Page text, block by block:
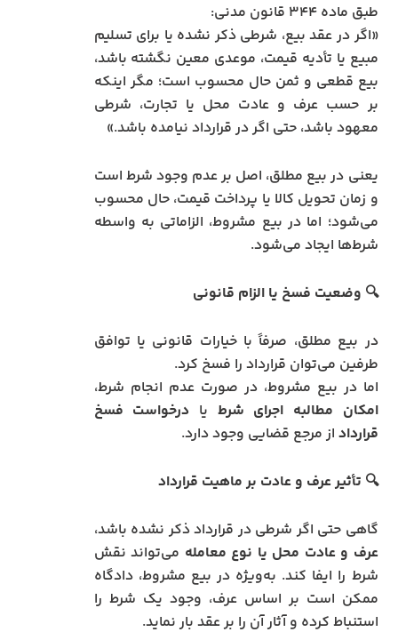
طبق ماده ۳۴۴ قانون مدنی:
«اگر در عقد بیع، شرطی ذکر نشده یا برای تسلیم
مبیع یا تأدیه قیمت، موعدی معین نگشته باشد،
بیع قطعی و ثمن حال محسوب است؛ مگر اینکه
بر حسب عرف و عادت محل یا تجارت، شرطی
معهود باشد، حتی اگر در قرارداد نیامده باشد.»
یعنی در بیع مطلق، اصل بر عدم وجود شرط است
و زمان تحویل کالا یا پرداخت قیمت، حال محسوب
می‌شود؛ اما در بیع مشروط، الزاماتی به واسطه
شرط‌ها ایجاد می‌شود.
🔍 وضعیت فسخ یا الزام قانونی
در بیع مطلق، صرفاً با خیارات قانونی یا توافق
طرفین می‌توان قرارداد را فسخ کرد.
اما در بیع مشروط، در صورت عدم انجام شرط،
امکان مطالبه اجرای شرط یا درخواست فسخ
قرارداد از مرجع قضایی وجود دارد.
🔍 تأثیر عرف و عادت بر ماهیت قرارداد
گاهی حتی اگر شرطی در قرارداد ذکر نشده باشد،
عرف و عادت محل یا نوع معامله می‌تواند نقش
شرط را ایفا کند. به‌ویژه در بیع مشروط، دادگاه
ممکن است بر اساس عرف، وجود یک شرط را
استنباط کرده و آثار آن را بر عقد بار نماید.